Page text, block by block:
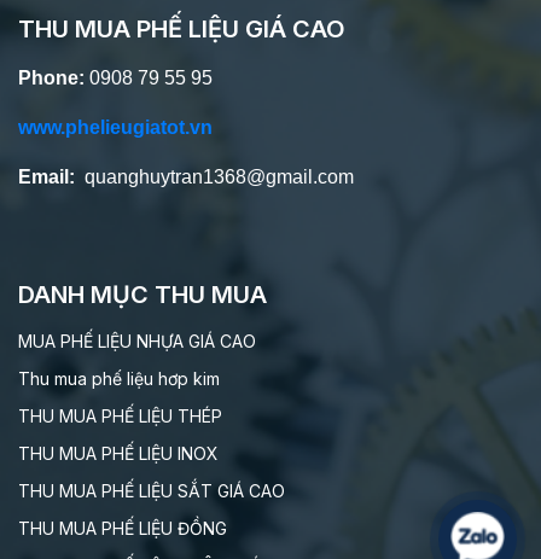
THU MUA PHẾ LIỆU GIÁ CAO
Phone: 0908 79 55 95
www.phelieugiatot.vn
Email: quanghuytran1368@gmail.com
DANH MỤC THU MUA
MUA PHẾ LIỆU NHỰA GIÁ CAO
Thu mua phế liệu hơp kim
THU MUA PHẾ LIỆU THÉP
THU MUA PHẾ LIỆU INOX
THU MUA PHẾ LIỆU SẮT GIÁ CAO
THU MUA PHẾ LIỆU ĐỒNG